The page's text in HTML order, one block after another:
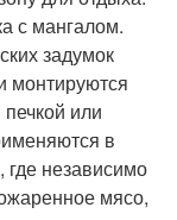
с мангалом.
задумок
монтируются
или
в
где независимо
мясо,